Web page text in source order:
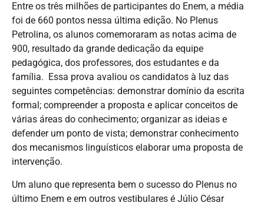
Entre os três milhões de participantes do Enem, a média
foi de 660 pontos nessa última edição. No Plenus
Petrolina, os alunos comemoraram as notas acima de
900, resultado da grande dedicação da equipe
pedagógica, dos professores, dos estudantes e da
família. Essa prova avaliou os candidatos à luz das
seguintes competências: demonstrar domínio da escrita
formal; compreender a proposta e aplicar conceitos de
várias áreas do conhecimento; organizar as ideias e
defender um ponto de vista; demonstrar conhecimento
dos mecanismos linguísticos elaborar uma proposta de
intervenção.
Um aluno que representa bem o sucesso do Plenus no
último Enem e em outros vestibulares é Júlio César